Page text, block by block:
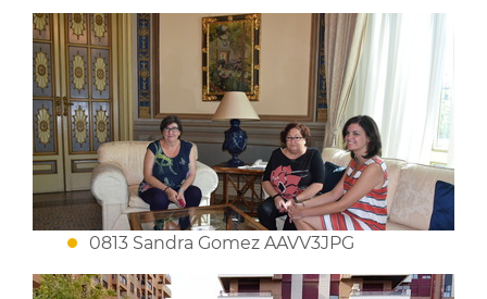
0813 Sandra Gomez AAVV3JPG